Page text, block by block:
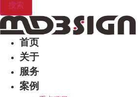
搜索
首页
关于
服务
案例